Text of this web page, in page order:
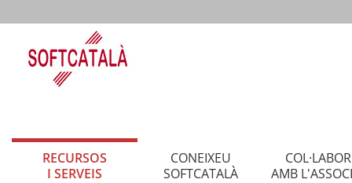
RECURSOS
I SERVEIS
CONEIXEU
SOFTCATALÀ
AMB